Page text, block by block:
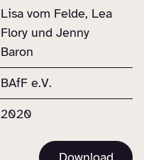
Lisa vom Felde, Lea
Flory und Jenny
Baron
BAfF e.V.
2020